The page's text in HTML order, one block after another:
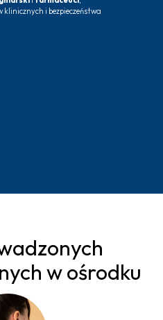
klinicznych i bezpieczeństwa
w ośrodku